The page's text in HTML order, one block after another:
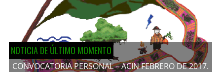
NOTICIA DE ÚLTIMO MOMENTO
CONVOCATORIA PERSONAL – ACIN FEBRERO DE 2017.